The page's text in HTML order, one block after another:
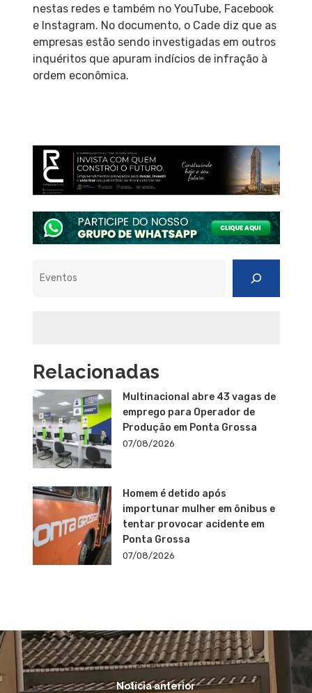
nestas redes e também no YouTube, Facebook
e Instagram. No documento, o Cade diz que as
empresas estão sendo investigadas em outros
inquéritos que apuram indícios de infração à
ordem econômica.
Relacionadas
Multinacional abre 43 vagas de
emprego para Operador de
Produção em Ponta Grossa
07/08/2026
Homem é detido após
importunar mulher em ônibus e
tentar provocar acidente em
Ponta Grossa
07/08/2026
Notícia anterior